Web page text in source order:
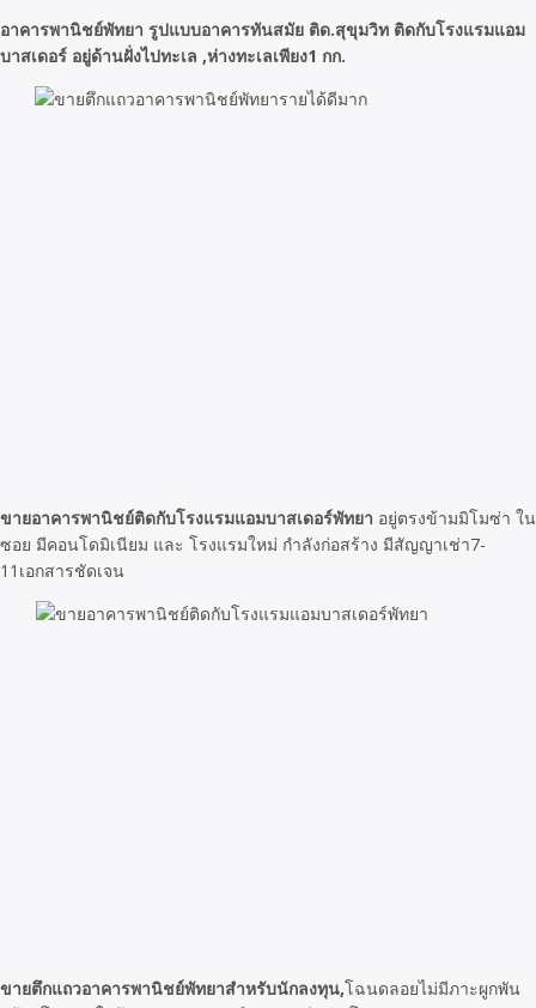
อาคารพานิชย์พัทยา รูปแบบอาคารทันสมัย ติด.สุขุมวิท ติดกับโรงแรมแอม
บาสเดอร์ อยู่ด้านฝั่งไปทะเล ,ห่างทะเลเพียง1 กก.
ขายอาคารพานิชย์ติดกับโรงแรมแอมบาสเดอร์พัทยา อยู่ตรงข้ามมิโมซ่า ใน
ซอย มีคอนโดมิเนียม และ โรงแรมใหม่ กำลังก่อสร้าง มีสัญญาเช่า7-
11เอกสารชัดเจน
ขายตึกแถวอาคารพานิชย์พัทยาสำหรับนักลงทุน,โฉนดลอยไม่มีภาะผูกพัน